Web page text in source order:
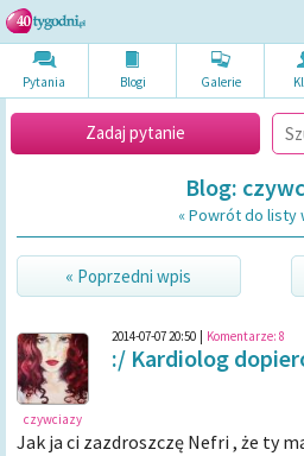
Pytania Blogi Galerie
Zadaj pytanie
Blog:
« Powrót do listy
« Poprzedni wpis
czywciazy
2014-07-07 20:50 Komentarze: 8
:/ Kardiolog
Jak ja ci zazdroszczę Nefri , że ty